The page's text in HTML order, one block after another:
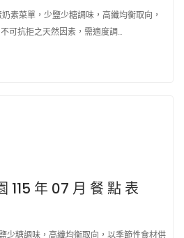
素菜單，少鹽少糖調味，高纖均衡取向，
可抗拒之天然因素，需適度調…
115 年 07 月 餐 點 表
少糖調味，高纖均衡取向，以季節性食材供